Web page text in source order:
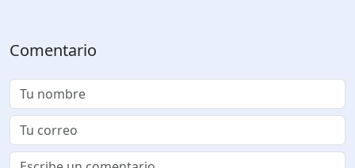
Comentario